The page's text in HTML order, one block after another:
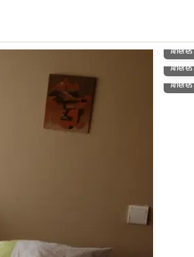
Aneres
Aneres
Aneres